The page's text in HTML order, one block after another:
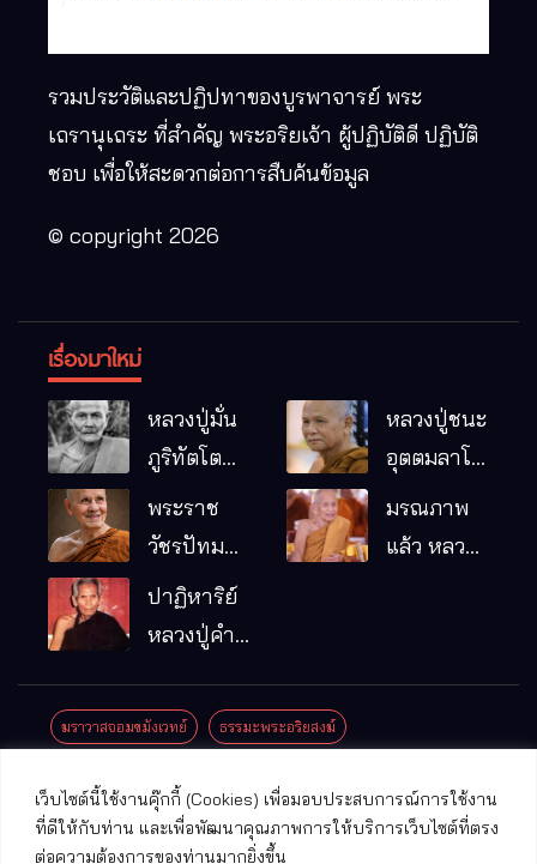
เว็บไซต์นี้ใช้งานคุ๊กกี้ (Cookies) เพื่อมอบประสบการณ์การใช้งาน
ที่ดีให้กับท่าน และเพื่อพัฒนาคุณภาพการให้บริการเว็บไซต์ที่ตรง
ต่อความต้องการของท่านมากยิ่งขึ้น
รวมประวัติและปฏิปทาของบูรพาจารย์ พระ
เถรานุเถระ ที่สำคัญ พระอริยเจ้า ผู้ปฏิบัติดี ปฏิบัติ
ชอบ เพื่อให้สะดวกต่อการสืบค้นข้อมูล
© copyright 2026
เรื่องมาใหม่
หลวงปู่มั่น
ภูริทัตโต
พระอริยเจ้า
ผู้เป็นบิดา
รมฐาน
หลวงปู่ชนะ
อุตตมลาโภ
หมากอื๋อ
พระราช
วัชรปัทม
คุณ (หลวง
ปู่บัวเกตุ
แล้ว วัดป่า
อ.แม่ริม
จ.เชียงใหม่
มรณภาพ
แล้ว หลวง
ปาฏิหาริย์
หลวงปู่คำ
มณี
ฆราวาสจอมขมังเวทย์ ธรรมะพระอริยสงฆ์
ปาฏิหาริย์พระเครื่อง